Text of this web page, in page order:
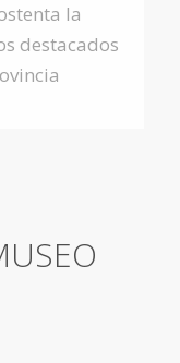
la
destacados